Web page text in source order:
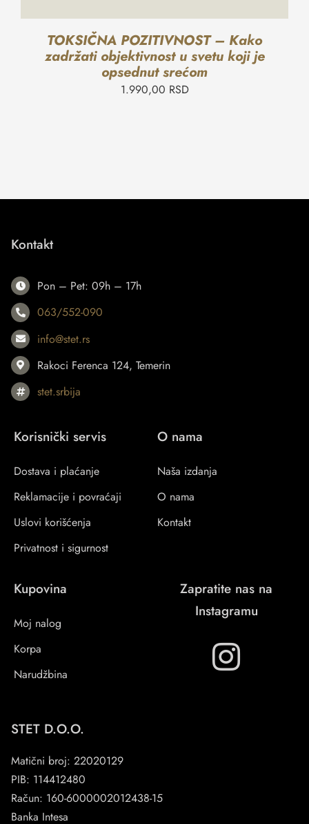
TOKSIČNA POZITIVNOST – Kako
zadržati objektivnost u svetu koji je
opsednut srećom
1.990,00 RSD
Kontakt
Pon – Pet: 09h – 17h
063/552-090
info@stet.rs
Rakoci Ferenca 124, Temerin
stet.srbija
Korisnički servis
Dostava i plaćanje
Reklamacije i povraćaji
Uslovi korišćenja
Privatnost i sigurnost
O nama
Naša izdanja
O nama
Kontakt
Kupovina
Moj nalog
Korpa
Narudžbina
Zapratite nas na
Instagramu
STET D.O.O.
Matični broj: 22020129
PIB: 114412480
Račun: 160-6000002012438-15
Banka Intesa